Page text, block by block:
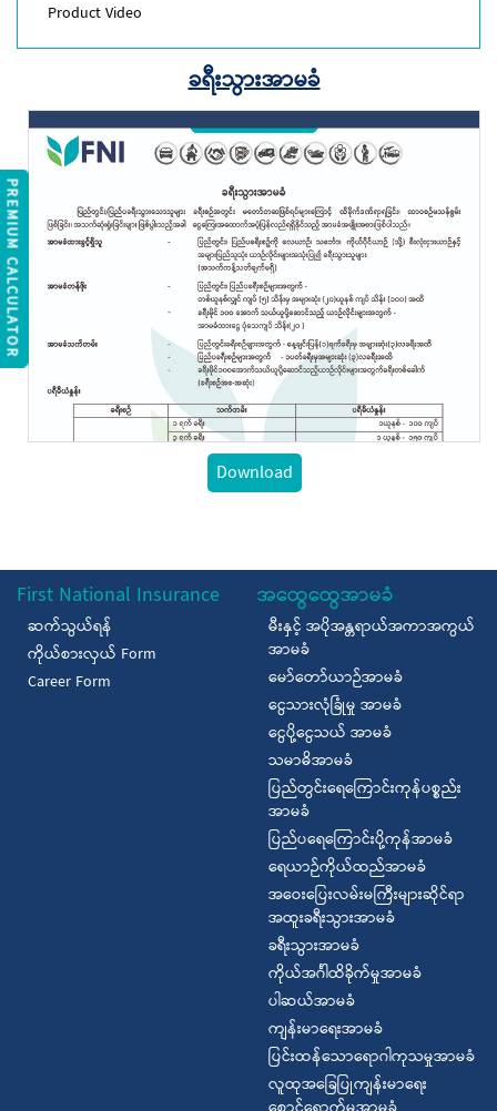
Product Video
ခရီးသွားအာမခံ
Download
First National Insurance
ဆက်သွယ်ရန်
ကိုယ်စားလှယ် Form
Career Form
အထွေထွေအာမခံ
မီးနှင့် အပိုအန္တရာယ်အကာအကွယ်
အာမခံ
မော်တော်ယာဉ်အာမခံ
ငွေသားလုံခြုံမှု အာမခံ
ငွေပို့ငွေသယ် အာမခံ
သမာဓိအာမခံ
ပြည်တွင်းရေကြောင်းကုန်ပစ္စည်း
အာမခံ
ပြည်ပရေကြောင်းပို့ကုန်အာမခံ
ရေယာဉ်ကိုယ်ထည်အာမခံ
အဝေးပြေးလမ်းမကြီးများဆိုင်ရာ
အထူးခရီးသွားအာမခံ
ခရီးသွားအာမခံ
ကိုယ်အင်္ဂါထိခိုက်မှုအာမခံ
ပါဆယ်အာမခံ
ကျန်းမာရေးအာမခံ
ပြင်းထန်သောရောဂါကုသမှုအာမခံ
လူထုအခြေပြုကျန်းမာရေး